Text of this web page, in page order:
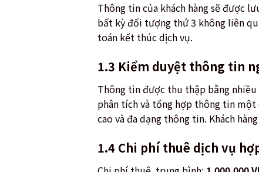
Thông tin của khách hàng sẽ được
bất kỳ đối tượng thứ 3 không liên
toán kết thúc dịch vụ.
1.3 Kiểm duyệt thông tin
Thông tin được thu thập bằng nhiều
phân tích và tổng hợp thông tin
cao và đa dạng thông tin. Khách
1.4 Chi phí thuê dịch vụ